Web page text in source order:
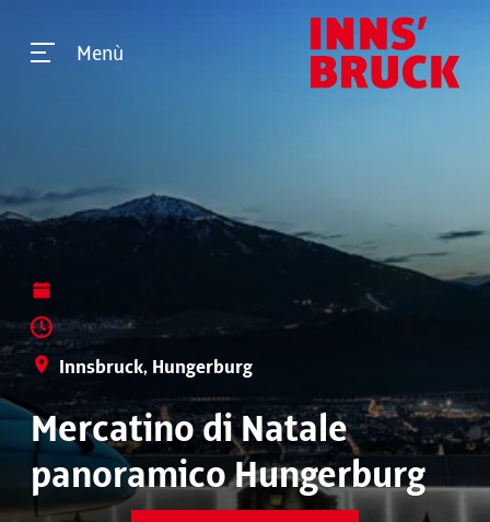
Menù
Innsbruck, Hungerburg
Mercatino di Natale
panoramico Hungerburg